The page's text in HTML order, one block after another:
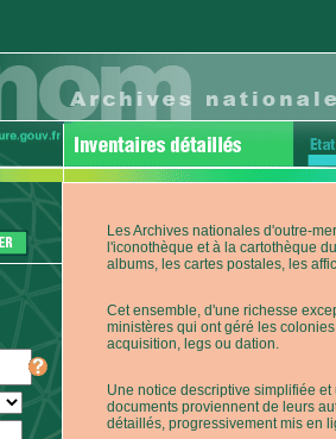
Les Archives nationales d'outre-
l'iconothèque et à la cartothèque
albums, les cartes postales, les
Cet ensemble, d'une richesse
ministères qui ont géré les
acquisition, legs ou dation.
Une notice descriptive simplifiée
documents proviennent de leurs
détaillés, progressivement mis en